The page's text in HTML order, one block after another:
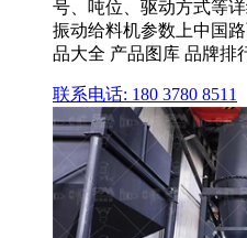
号、吨位、驱动方式等
振动给料机参数上中国
品大全 产品图库 品牌排
联系电话: 180 3780 8511